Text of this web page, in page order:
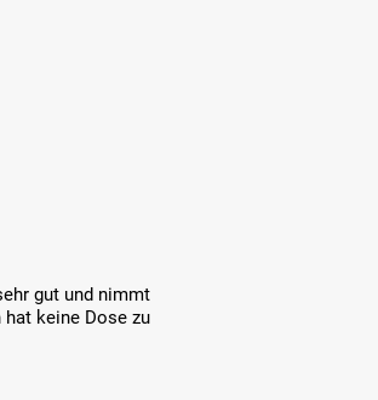
gut und nimmt
keine Dose zu